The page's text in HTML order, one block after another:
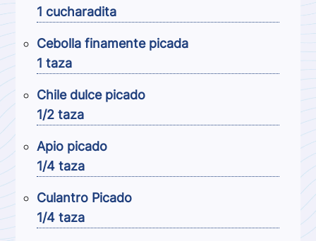
1 cucharadita
Cebolla finamente picada
1 taza
Chile dulce picado
1/2 taza
Apio picado
1/4 taza
Culantro Picado
1/4 taza